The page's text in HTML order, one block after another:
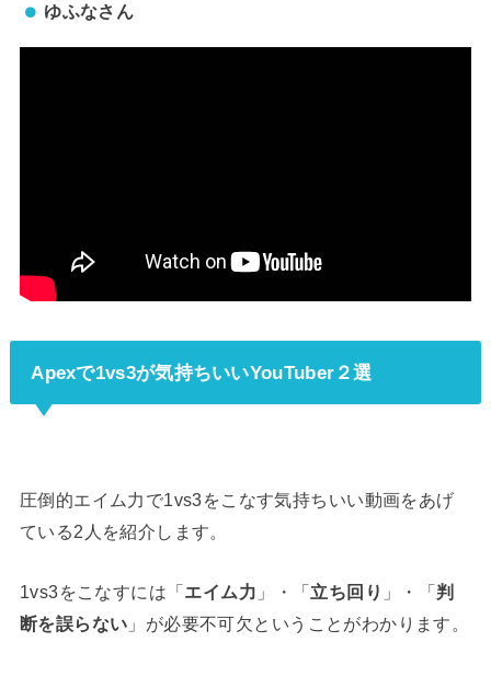
ゆふなさん
Apexで1vs3が気持ちいいYouTuber２選
圧倒的エイム力で1vs3をこなす気持ちいい動画をあげ
ている2人を紹介します。
1vs3をこなすには「 エイム力 」・「 立ち回り 」・「 判
断を誤らない 」が必要不可欠ということがわかります。